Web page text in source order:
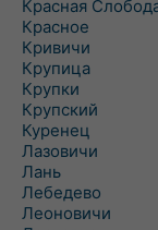
Красная
Красное
Кривичи
Крупица
Крупки
Крупский
Куренец
Лазовичи
Лань
Лебедево
Леоновичи